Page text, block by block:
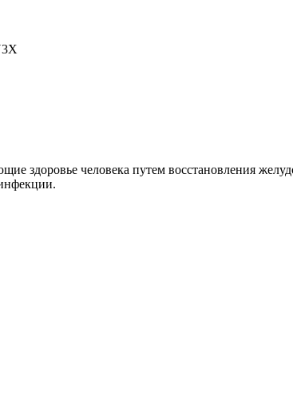
здоровье человека путем восстановления